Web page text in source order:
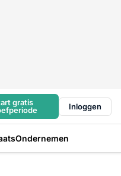
gratis
Inloggen
Ondernemen